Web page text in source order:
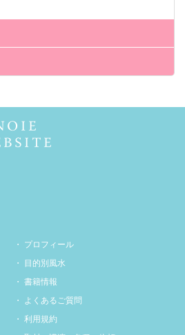
プロフィール
目的別風水
書籍情報
よくあるご質問
利用規約